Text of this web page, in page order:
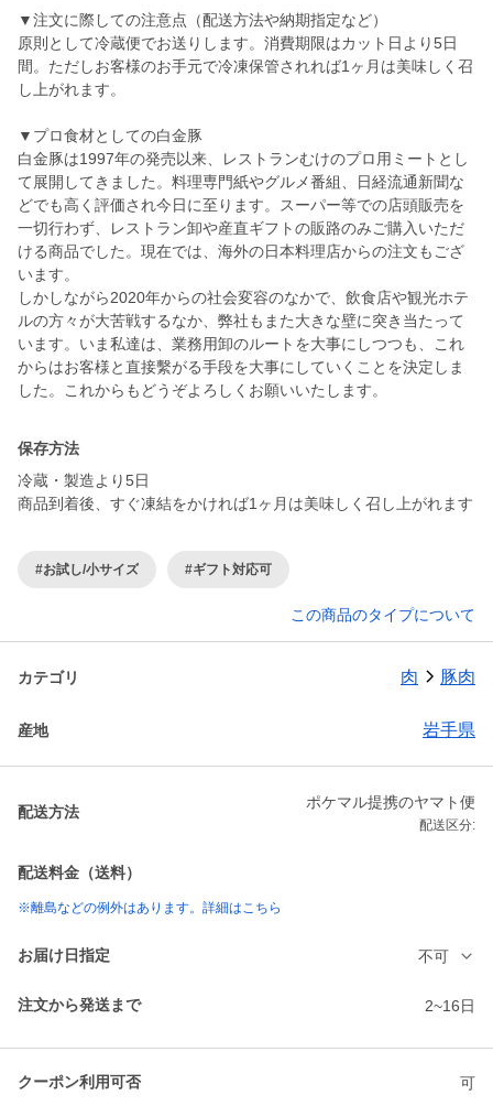
▼注文に際しての注意点（配送方法や納期指定など）
原則として冷蔵便でお送りします。消費期限はカット日より5日
間。ただしお客様のお手元で冷凍保管されれば1ヶ月は美味しく召
し上がれます。
▼プロ食材としての白金豚
白金豚は1997年の発売以来、レストランむけのプロ用ミートとし
て展開してきました。料理専門紙やグルメ番組、日経流通新聞な
どでも高く評価され今日に至ります。スーパー等での店頭販売を
一切行わず、レストラン卸や産直ギフトの販路のみご購入いただ
ける商品でした。現在では、海外の日本料理店からの注文もござ
います。
しかしながら2020年からの社会変容のなかで、飲食店や観光ホテ
ルの方々が大苦戦するなか、弊社もまた大きな壁に突き当たって
います。いま私達は、業務用卸のルートを大事にしつつも、これ
からはお客様と直接繫がる手段を大事にしていくことを決定しま
した。これからもどうぞよろしくお願いいたします。
保存方法
冷蔵・製造より5日
商品到着後、すぐ凍結をかければ1ヶ月は美味しく召し上がれます
#お試し/小サイズ #ギフト対応可
この商品のタイプについて
カテゴリ 肉 豚肉
産地 岩手県
配送方法
ポケマル提携のヤマト便
配送区分:
配送料金（送料）
※離島などの例外はあります。詳細はこちら
お届け日指定 不可
注文から発送まで 2~16日
クーポン利用可否 可